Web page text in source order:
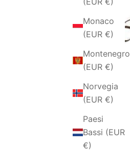
Monaco
(EUR €)
Montenegro
(EUR €)
Norvegia
(EUR €)
Paesi
Bassi (EUR
€)